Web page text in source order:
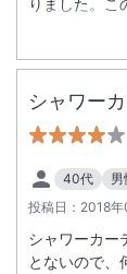
りました。こ
あれば参考
シャワー
40代 男
投稿日： 2018
シャワーカー
とないので、